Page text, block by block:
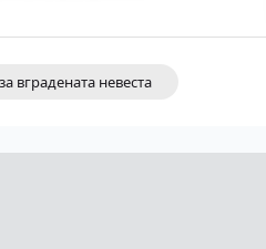
вградената невеста